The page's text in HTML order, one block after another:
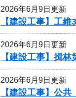
2026年6月9日更新
【建設工事】工
2026年6月9日更新
【建設工事】揖
2026年6月9日更新
【建設工事】公